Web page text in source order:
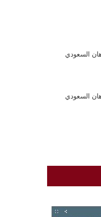
السعودي
السعودي